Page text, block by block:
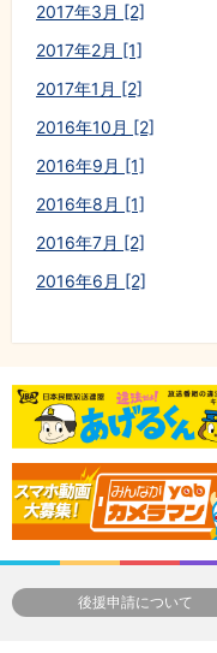
2017年3月 [2]
2017年2月 [1]
2017年1月 [2]
2016年10月 [2]
2016年9月 [1]
2016年8月 [1]
2016年7月 [2]
2016年6月 [2]
後援申請について